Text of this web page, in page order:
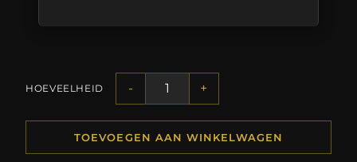
HOEVEELHEID - +
TOEVOEGEN AAN WINKELWAGEN